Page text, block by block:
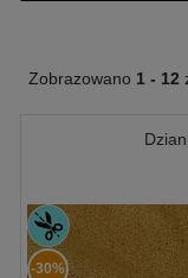
Zobrazowano 1 - 12
-30%